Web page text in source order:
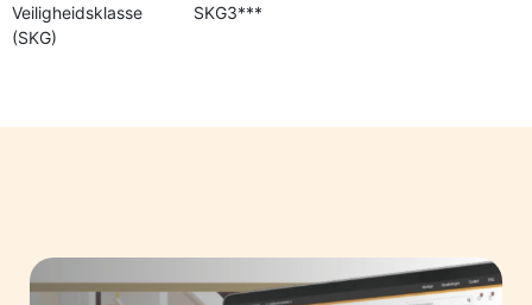
Veiligheidsklasse
(SKG)
SKG3***